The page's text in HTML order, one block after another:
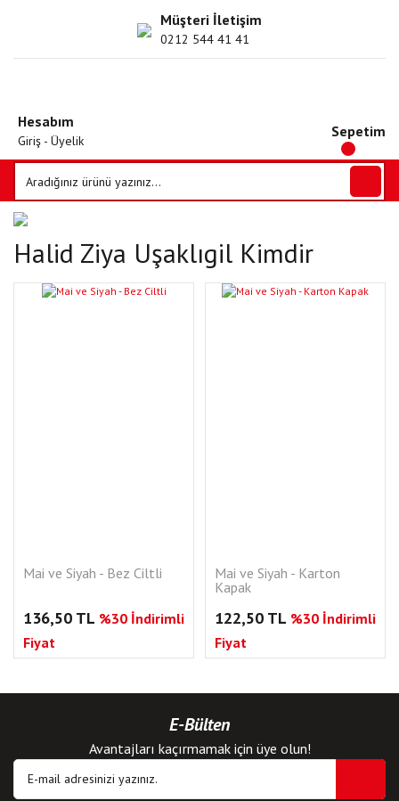
Müşteri İletişim
0212 544 41 41
Hesabım
Giriş - Üyelik
Sepetim
Halid Ziya Uşaklıgil Kimdir
Mai ve Siyah - Bez Ciltli
136,50 TL %30 İndirimli
Fiyat
Mai ve Siyah - Karton
Kapak
122,50 TL %30 İndirimli
Fiyat
E-Bülten
Avantajları kaçırmamak için üye olun!